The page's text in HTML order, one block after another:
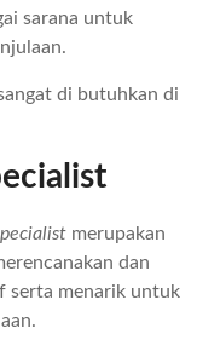
sarana untuk
di butuhkan di
merupakan
dan
serta menarik untuk